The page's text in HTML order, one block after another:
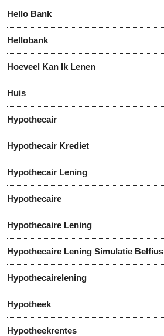
Hello Bank
Hellobank
Hoeveel Kan Ik Lenen
Huis
Hypothecair
Hypothecair Krediet
Hypothecair Lening
Hypothecaire
Hypothecaire Lening
Hypothecaire Lening Simulatie Belfius
Hypothecairelening
Hypotheek
Hypotheekrentes